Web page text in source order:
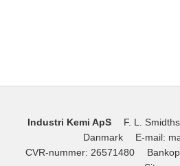
Industri Kemi ApS F. L.
Danmark
E-mail:
CVR-nummer: 26571480